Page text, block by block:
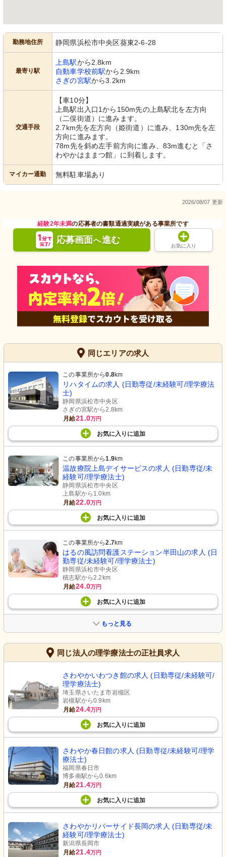
手すりが設置された、ゆったりとした
通路です。安全と快適な移動をサポー
明るく清潔感のある浴室で、リラック
スして身体を癒せます。
大浴場
安全に配慮した設計の浴室で、快適な 清潔感のあふれる廊下が、安心の空間
理美容室
明るく清潔感のあふれる空間で、日々
の身だしなみに気を使えます。スタッ
フにとっても快適な環境が整っていま
理美容室
清潔感ある空間で心地よい理美容サー
ビスが受けられます。明るく落ち着い
た雰囲気です。
広々とした駐車場を備えた落ち着いた
色調の建物です。清潔感のある外観が
印象的です。
清潔感のあふれる建物前には、スタッ
フが優しく対応しております。
勤務地住所 静岡県浜松市中央区葵東2-6-28
最寄り駅
上島駅から2.8km
自動車学校前駅から2.9km
さぎの宮駅から3.2km
交通手段
【車10分】
上島駅出入口1から150m先の上島駅北を左方向
（二俣街道）に進みます。
2.7km先を左方向（姫街道）に進み、130m先を左
方向に進みます。
78m先を斜め左手前方向に進み、83m進むと「さ
わやかはままつ館」に到着します。
マイカー通勤 無料駐車場あり
2026/08/07 更新
経験2年未満の応募者の書類通過実績がある事業所です
応募画面へ進む
お気に入り
同じエリアの求人
この事業所から0.8km
リハタイムの求人 (日勤専従/未経験可/理学療法
士)
静岡県浜松市中央区
さぎの宮駅から2.8km
月給21.0万円
お気に入り に追加
この事業所から1.9km
温故療院上島デイサービスの求人 (日勤専従/未
経験可/理学療法士)
静岡県浜松市中央区
上島駅から1.0km
月給22.0万円
お気に入り に追加
この事業所から2.7km
はるの風訪問看護ステーション半田山の求人 (日
勤専従/未経験可/理学療法士)
静岡県浜松市中央区
積志駅から2.2km
月給24.0万円
お気に入り に追加
もっと見る
同じ法人の理学療法士の正社員求人
さわやかいわつき館の求人 (日勤専従/未経験可/
理学療法士)
埼玉県さいたま市岩槻区
岩槻駅から0.9km
月給24.4万円
お気に入り に追加
さわやか春日館の求人 (日勤専従/未経験可/理学
療法士)
福岡県春日市
博多南駅から0.6km
月給21.4万円
お気に入り に追加
さわやかリバーサイド長岡の求人 (日勤専従/未
経験可/理学療法士)
新潟県長岡市
月給21.4万円